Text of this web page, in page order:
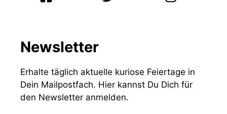
Newsletter
Erhalte täglich aktuelle kuriose Feiertage in
Dein Mailpostfach. Hier kannst Du Dich für
den Newsletter anmelden.